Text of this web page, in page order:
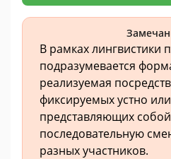
В рамках лингвистики
подразумевается
реализуемая
фиксируемых устно
представляющих собой
последовательную
разных участников.